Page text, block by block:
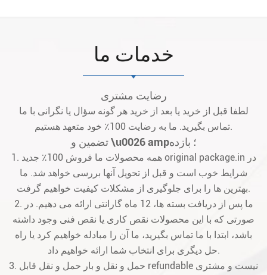
خدمات ما
رضایت مشتری
لطفا قبل از خرید یا بعد از خرید هر گونه سؤال یا نگرانی با ما
تماس بگیرید. ما به رضایت 100٪ خود متعهد هستیم.
تضمین و \u0026 amp؛ بازده
1. همه محصولات ما فروش 100٪ جدید original package.in در
شرایط خوب است و قبل از تحویل آنها بررسی خواهد شد. ما
بهترین ها را برای جلوگیری از مشکلات کیفیت خواهیم گرفت.
2. ما پس از دریافت بسته ها، 12 ماه گارانتی ارائه می دهیم. در
صورتی که با این محصولات نقص کاری یا نقص فنی وجود داشته
باشد، ابتدا با ما تماس بگیرید، ما آن را مبادله خواهیم کرد یا راه
حل دیگری برای انتخاب شما ارائه خواهیم داد.
3. حمل و نقل و بار حمل و نقل قابل refundable نیست و مشتری